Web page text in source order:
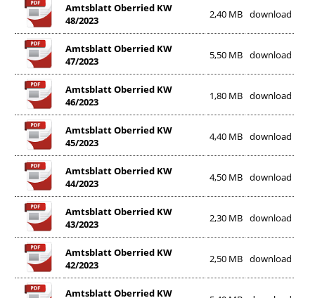
Amtsblatt Oberried KW
48/2023
2,40 MB download
Amtsblatt Oberried KW
47/2023
5,50 MB download
Amtsblatt Oberried KW
46/2023
1,80 MB download
Amtsblatt Oberried KW
45/2023
4,40 MB download
Amtsblatt Oberried KW
44/2023
4,50 MB download
Amtsblatt Oberried KW
43/2023
2,30 MB download
Amtsblatt Oberried KW
42/2023
2,50 MB download
Amtsblatt Oberried KW